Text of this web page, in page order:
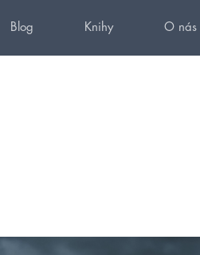
Blog Knihy O nás